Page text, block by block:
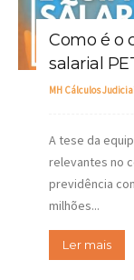
Como é o
salarial
MH Cálculos
A tese da
relevantes no
previdência
milhões...
Ler mais